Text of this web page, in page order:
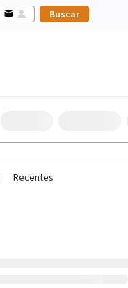
Recentes